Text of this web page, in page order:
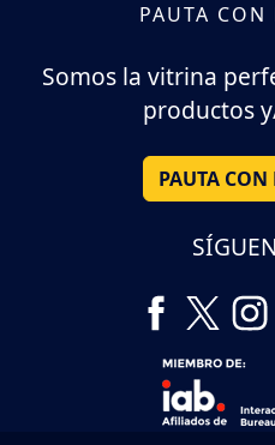
PAUTA CON
Somos la vitrina
productos
PAUTA